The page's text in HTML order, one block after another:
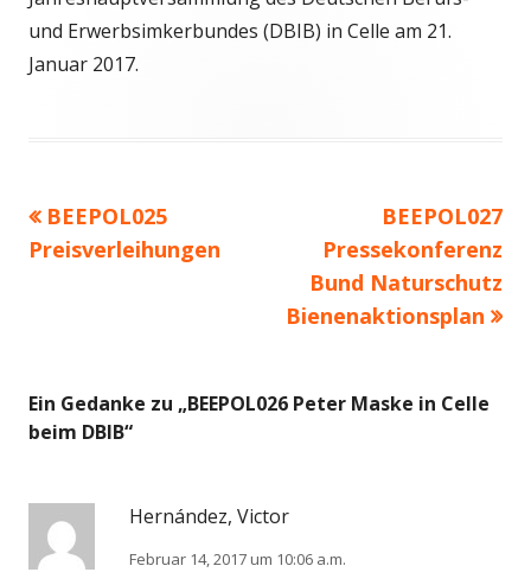
und Erwerbsimkerbundes (DBIB) in Celle am 21.
Januar 2017.
Beitragsnavigation
Vorheriger
Beitrag:
BEEPOL025
Preisverleihungen
Nächster
Beitrag
BEEPOL027
Pressekonferenz
Bund Naturschutz
Bienenaktionsplan
Ein Gedanke zu „BEEPOL026 Peter Maske in Celle
beim DBIB“
Hernández, Victor
Februar 14, 2017 um 10:06 a.m.